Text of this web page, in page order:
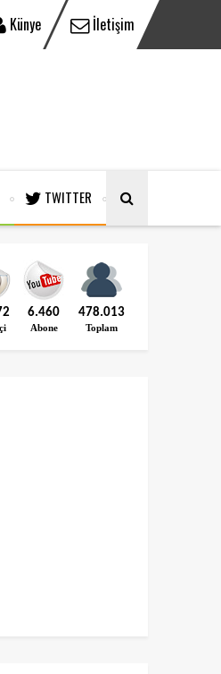
Künye İletişim
TWITTER
6.460
Abone
478.013
Toplam